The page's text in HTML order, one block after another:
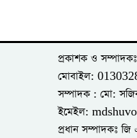
প্রকাশক ও
মোবাইল:
সম্পাদক : মো:
ইমেইল:
প্রধান সম্পাদকঃ